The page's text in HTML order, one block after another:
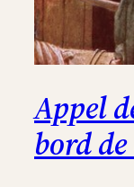
Appel
bord